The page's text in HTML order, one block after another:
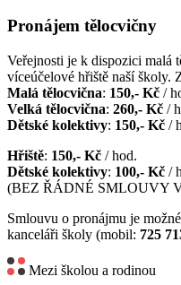
Pronájem tělocvičny
Veřejnosti je k dispozici malá
víceúčelové hřiště naší školy.
Malá tělocvična: 150,- Kč /
Velká tělocvična: 260,- Kč /
Dětské kolektivy: 150,- Kč /
Hřiště: 150,- Kč / hod.
Dětské kolektivy: 100,- Kč /
(BEZ ŘÁDNÉ SMLOUVY
Smlouvu o pronájmu je
kanceláři školy (mobil: 725
Mezi školou a rodinou